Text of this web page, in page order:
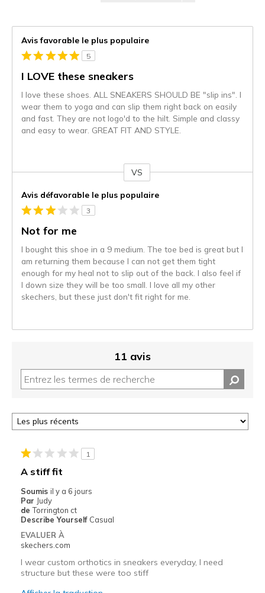
Avis favorable le plus populaire
5
I LOVE these sneakers
I love these shoes. ALL SNEAKERS SHOULD BE "slip ins". I
wear them to yoga and can slip them right back on easily
and fast. They are not logo'd to the hilt. Simple and classy
and easy to wear. GREAT FIT AND STYLE.
projecteur
sur
les
VS
Avis défavorable le plus populaire
3
Not for me
I bought this shoe in a 9 medium. The toe bed is great but I
am returning them because I can not get them tight
enough for my heal not to slip out of the back. I also feel if
I down size they will be too small. I love all my other
skechers, but these just don't fit right for me.
11 avis
1
A stiff fit
Soumis il y a 6 jours
Par Judy
de Torrington ct
Describe Yourself Casual
EVALUER À
skechers.com
I wear custom orthotics in sneakers everyday, I need
structure but these were too stiff